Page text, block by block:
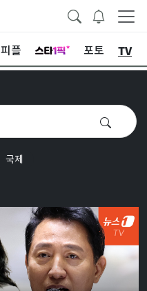
피플 포토 TV
국제